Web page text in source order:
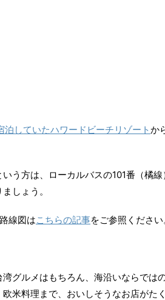
していたハワードビーチリゾートか
いう方は、ローカルバスの101番（橘
しょう。
線図はこちらの記事をご参照ください
グルメはもちろん、海沿いならでは
米料理まで、おいしそうなお店がた